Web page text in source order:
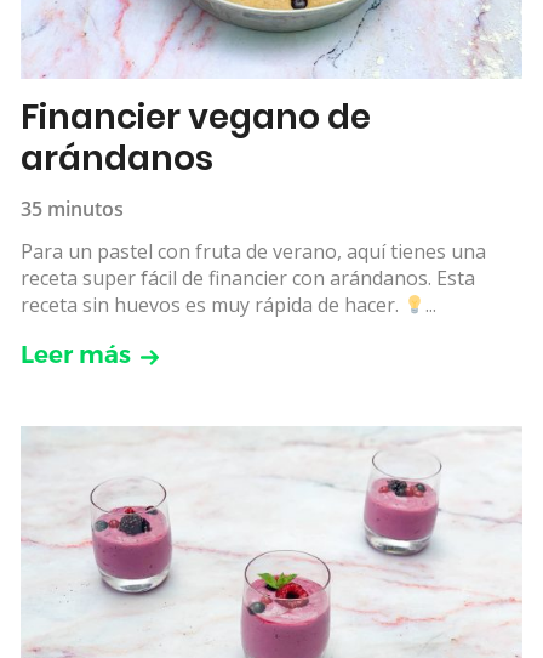
Financier vegano de
arándanos
35 minutos
Para un pastel con fruta de verano, aquí tienes una
receta super fácil de financier con arándanos. Esta
receta sin huevos es muy rápida de hacer.
...
Leer más